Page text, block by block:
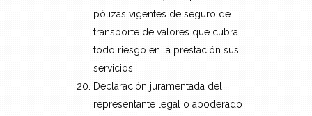
pólizas vigentes de seguro de
transporte de valores que cubra
todo riesgo en la prestación sus
servicios.
Declaración juramentada del
representante legal o apoderado